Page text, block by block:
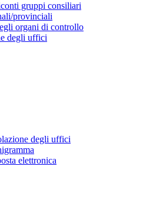
gruppi consiliari
provinciali
organi di controllo
degli uffici
degli uffici
elettronica